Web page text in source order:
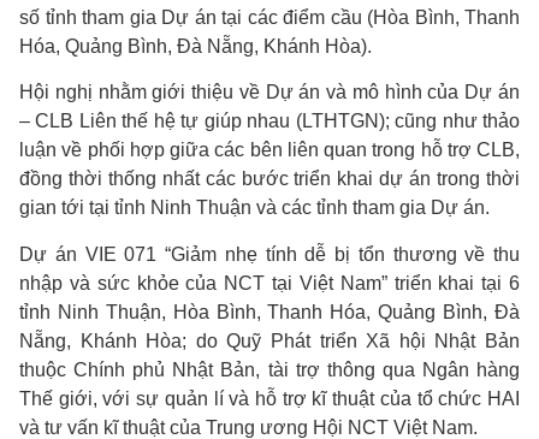
số tỉnh tham gia Dự án tại các điểm cầu (Hòa Bình, Thanh
Hóa, Quảng Bình, Đà Nẵng, Khánh Hòa).
Hội nghị nhằm giới thiệu về Dự án và mô hình của Dự án
– CLB Liên thế hệ tự giúp nhau (LTHTGN); cũng như thảo
luận về phối hợp giữa các bên liên quan trong hỗ trợ CLB,
đồng thời thống nhất các bước triển khai dự án trong thời
gian tới tại tỉnh Ninh Thuận và các tỉnh tham gia Dự án.
Dự án VIE 071 “Giảm nhẹ tính dễ bị tổn thương về thu
nhập và sức khỏe của NCT tại Việt Nam” triển khai tại 6
tỉnh Ninh Thuận, Hòa Bình, Thanh Hóa, Quảng Bình, Đà
Nẵng, Khánh Hòa; do Quỹ Phát triển Xã hội Nhật Bản
thuộc Chính phủ Nhật Bản, tài trợ thông qua Ngân hàng
Thế giới, với sự quản lí và hỗ trợ kĩ thuật của tổ chức HAI
và tư vấn kĩ thuật của Trung ương Hội NCT Việt Nam.